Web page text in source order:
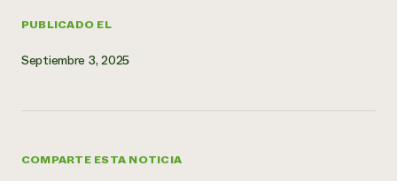
PUBLICADO EL
Septiembre 3, 2025
COMPARTE ESTA NOTICIA